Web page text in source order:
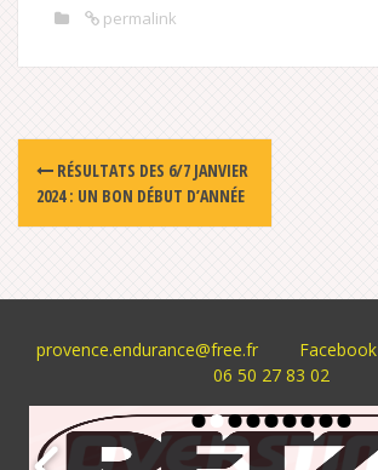
permalink
Post
navigation
RÉSULTATS DES 6/7 JANVIER
2024 : UN BON DÉBUT D’ANNÉE
provence.endurance@free.fr
Facebook
06 50 27 83 02